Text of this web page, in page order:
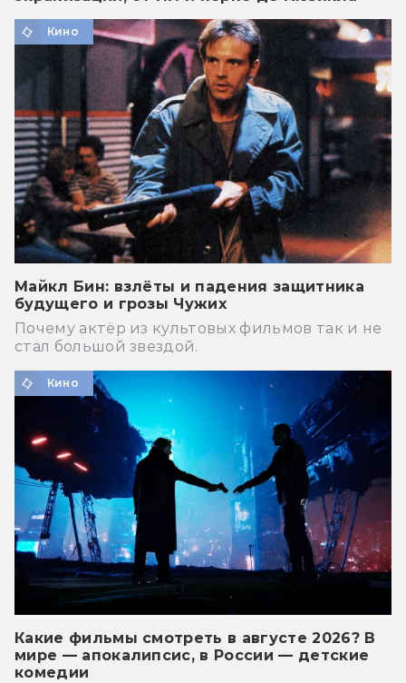
Кино
Майкл Бин: взлёты и падения защитника
будущего и грозы Чужих
Почему актёр из культовых фильмов так и не
стал большой звездой.
Кино
Какие фильмы смотреть в августе 2026? В
мире — апокалипсис, в России — детские
комедии